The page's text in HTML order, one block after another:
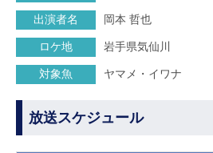
出演者名 岡本 哲也
ロケ地 岩手県気仙川
対象魚 ヤマメ・イワナ
放送スケジュール